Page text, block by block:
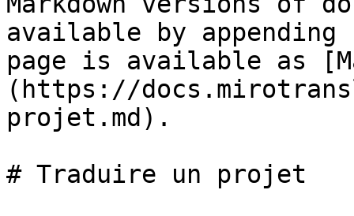
available by
page is available as
(https://
projet.md).
# Traduire un projet